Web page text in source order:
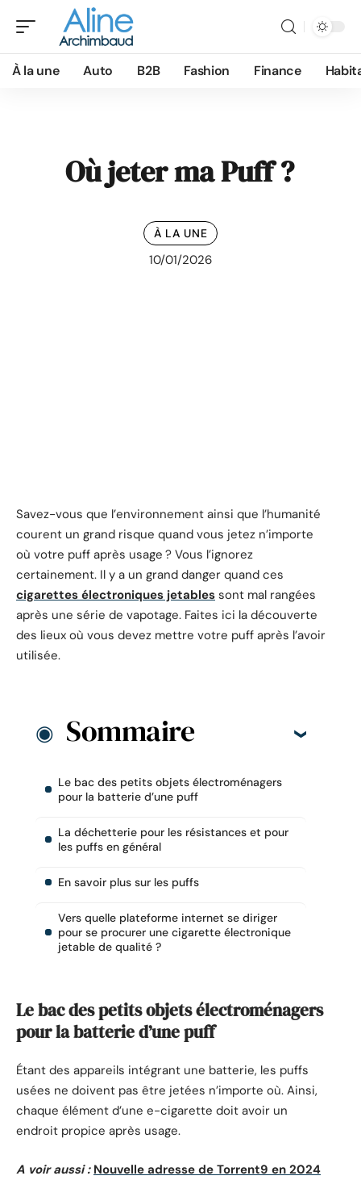
À la une Auto B2B Fashion Finance
Où jeter ma Puff ?
À LA UNE
10/01/2026
Savez-vous que l’environnement ainsi que l’humanité
courent un grand risque quand vous jetez n’importe
où votre puff après usage ? Vous l’ignorez
certainement. Il y a un grand danger quand ces
cigarettes électroniques jetables sont mal rangées
après une série de vapotage. Faites ici la découverte
des lieux où vous devez mettre votre puff après l’avoir
utilisée.
Sommaire
Le bac des petits objets électroménagers
pour la batterie d’une puff
La déchetterie pour les résistances et pour
les puffs en général
En savoir plus sur les puffs
Vers quelle plateforme internet se diriger
pour se procurer une cigarette électronique
jetable de qualité ?
Le bac des petits objets électroménagers
pour la batterie d’une puff
Étant des appareils intégrant une batterie, les puffs
usées ne doivent pas être jetées n’importe où. Ainsi,
chaque élément d’une e-cigarette doit avoir un
endroit propice après usage.
A voir aussi : Nouvelle adresse de Torrent9 en 2024